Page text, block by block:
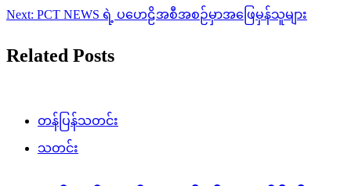
Next: PCT NEWS ရဲ့ ပဟေဠိအစီအစဉ်မှာအဖြေမှန်သူများ
Related Posts
တန်ပြန်သတင်း
သတင်း